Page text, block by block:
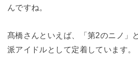
んですね。
髙橋さんといえば、「第2のニノ」
派アイドルとして定着しています。